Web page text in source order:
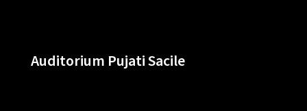
Auditorium Pujati Sacile